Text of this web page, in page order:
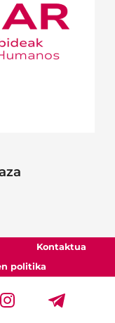
Kontaktua
politika